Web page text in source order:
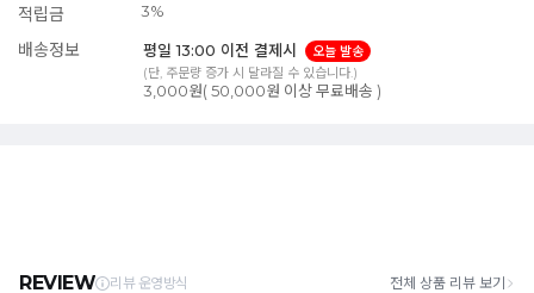
적립금 3%
배송정보 평일 13:00 이전 결제시
오늘 발송
(단, 주문량 증가 시 달라질 수 있습니다.)
3,000원( 50,000원 이상 무료배송 )